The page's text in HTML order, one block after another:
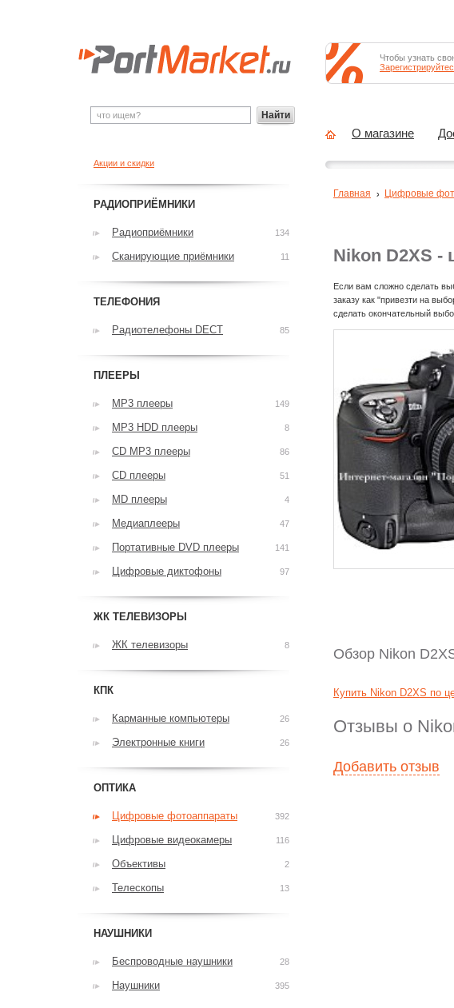
Nikon D2XS -
Если вам сложно сделать
заказу как "привезти на
сделать окончательный
Обзор Nikon
Купить Nikon D2XS по
Отзывы о
Добавить отзыв
Главная Цифровые
Акции и скидки
РАДИОПРИЁМНИКИ
Радиоприёмники 134
Сканирующие приёмники 11
ТЕЛЕФОНИЯ
Радиотелефоны DECT 85
ПЛЕЕРЫ
MP3 плееры 149
MP3 HDD плееры 8
CD MP3 плееры 86
CD плееры 51
MD плееры 4
Медиаплееры 47
Портативные DVD плееры 141
Цифровые диктофоны 97
ЖК ТЕЛЕВИЗОРЫ
ЖК телевизоры 8
КПК
Карманные компьютеры 26
Электронные книги 26
ОПТИКА
Цифровые фотоаппараты 392
Цифровые видеокамеры 116
Объективы 2
Телескопы 13
НАУШНИКИ
Беспроводные наушники 28
Наушники 395
Найти
Чтобы узнать
О магазине